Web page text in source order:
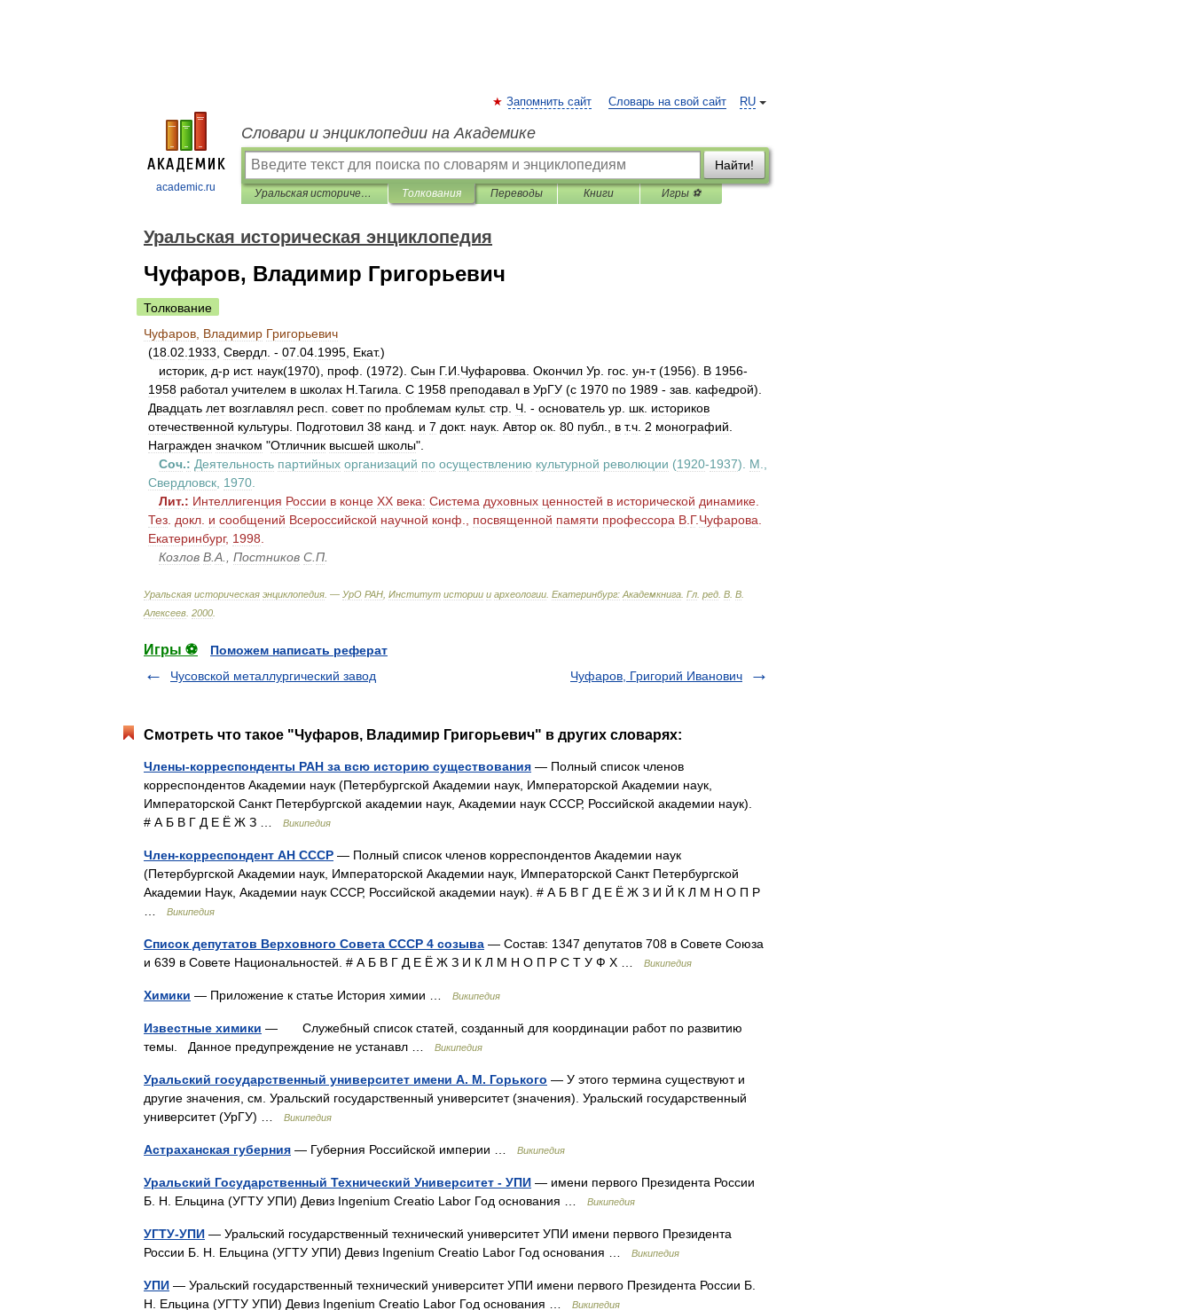
academic.ru
RU
Запомнить сайт Словарь на свой сайт
Словари и энциклопедии на Академике
Найти!
Уральская историческая энциклопедия Толкования Переводы Книги Игры ⚽
Уральская историческая энциклопедия
Чуфаров, Владимир Григорьевич
Толкование
Чуфаров Владимир Григорьевич
(18 02 1933 Свердл . - 07 04 1995 Екат.)
историк д-р ист. наук(1970), проф . (1972). Сын Г.И Чуфаровва Окончил Ур гос ун-т(1956). В 1956-
1958 работал учителем в школах Н Тагила С 1958 преподавал в УрГУ (с 1970 по 1989 - зав кафедрой).
Двадцать лет возглавлял респ совет по проблемам культ. стр Ч . - основатель ур шк историков
отечественной культуры Подготовил 38 канд и 7 докт. наук Автор ок 80 публ в т.ч 2 монографий
Награжден значком "Отличник высшей школы".
Соч.: Деятельность партийных организаций по осуществлению культурной революции (1920-1937). М
Свердловск 1970
Лит.: Интеллигенция России в конце XX века: Система духовных ценностей в исторической динамике
Тез докл и сообщений Всероссийской научной конф посвященной памяти профессора В Г.Чуфарова
Екатеринбург, 1998
Козлов В А Постников С П
Уральская историческая энциклопедия . — УрО РАН Институт истории и археологии Екатеринбург: Академкнига Гл ред В В
Алексеев 2000
Игры ⚽
Поможем написать реферат
Чусовской металлургический завод
Чуфаров, Григорий Иванович
Смотреть что такое "Чуфаров, Владимир Григорьевич" в других словарях:
Члены-корреспонденты РАН за всю историю существования — Полный список членов
корреспондентов Академии наук (Петербургской Академии наук, Императорской Академии наук,
Императорской Санкт Петербургской академии наук, Академии наук СССР, Российской академии наук).
# А Б В Г Д Е Ё Ж З …
Википедия
Член-корреспондент АН СССР — Полный список членов корреспондентов Академии наук
(Петербургской Академии наук, Императорской Академии наук, Императорской Санкт Петербургской
Академии Наук, Академии наук СССР, Российской академии наук). # А Б В Г Д Е Ё Ж З И Й К Л М Н О П Р
Википедия
Список депутатов Верховного Совета СССР 4 созыва — Состав: 1347 депутатов 708 в Совете Союза
и 639 в Совете Национальностей. # А Б В Г Д Е Ё Ж З И К Л М Н О П Р С Т У Ф Х …
Википедия
Химики — Приложение к статье История химии … Википедия
Известные химики — Служебный список статей, созданный для координации работ по развитию
темы. Данное предупреждение не устанавл …
Википедия
Уральский государственный университет имени А. М. Горького — У этого термина существуют и
другие значения, см. Уральский государственный университет (значения). Уральский государственный
университет (УрГУ) …
Википедия
Астраханская губерния — Губерния Российской империи … Википедия
Уральский Государственный Технический Университет - УПИ — имени первого Президента России
Б. Н. Ельцина (УГТУ УПИ) Девиз Ingenium Creatio Labor Год основания …
Википедия
УГТУ-УПИ — Уральский государственный технический университет УПИ имени первого Президента
России Б. Н. Ельцина (УГТУ УПИ) Девиз Ingenium Creatio Labor Год основания …
Википедия
УПИ — Уральский государственный технический университет УПИ имени первого Президента России Б.
Н. Ельцина (УГТУ УПИ) Девиз Ingenium Creatio Labor Год основания …
Википедия